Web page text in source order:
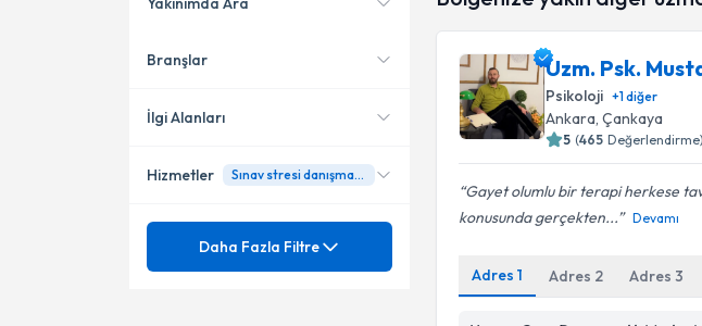
Uzm. Psk.
Psikoloji +1diğer
Ankara, Çankaya
5 (465 Değerlendirme)
Gayet olumlu bir terapi herkese
konusunda gerçekten...
Devamı
Adres1 Adres 2 Adres3
Merkez
Konumuma yakın uzmanları
Branşlar
Psikoloji
İlgi Alanları
Acılı-ağrılı birleşme
Hizmetler Sınav stresi danışmanlığı
Ünvan
Daha Fazla Filtre